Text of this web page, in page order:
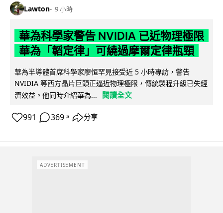
Lawton 9 小時
華為科學家警告 NVIDIA 已近物理極限
華為「韜定律」可繞過摩爾定律瓶頸
華為半導體首席科學家廖恒罕見接受近 5 小時專訪，警告
NVIDIA 等西方晶片巨頭正逼近物理極限，傳統製程升級已失經
濟效益。他同時介紹華為...
閱讀全文
991 369 ↗ 分享
ADVERTISEMENT